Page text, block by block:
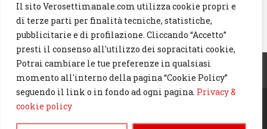
Il sito Verosettimanale.com utilizza cookie propri e
di terze parti per finalità tecniche, statistiche,
pubblicitarie e di profilazione. Cliccando “Accetto”
presti il consenso all'utilizzo dei sopracitati cookie,
Potrai cambiare le tue preferenze in qualsiasi
momento all'interno della pagina “Cookie Policy”
seguendo il link o in fondo ad ogni pagina. Privacy &
cookie policy
Artisti (241)
News(239)
Cerca
© 2023 Verosettimanale.com. All rights reserved.